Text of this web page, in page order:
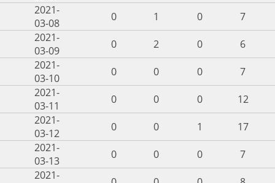
2021-
03-08
0 1 0
7
2021-
03-09
0 2 0
6
2021-
03-10
0 0 0
7
2021-
03-11
0 0 0
12
2021-
03-12
0 0 1
17
2021-
03-13
0 0 0
7
2021-